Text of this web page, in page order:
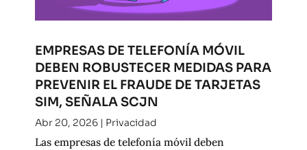
EMPRESAS DE TELEFONÍA MÓVIL
DEBEN ROBUSTECER MEDIDAS PARA
PREVENIR EL FRAUDE DE TARJETAS
SIM, SEÑALA SCJN
Abr 20, 2026| Privacidad
Las empresas de telefonía móvil deben